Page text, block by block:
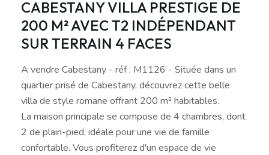
CABESTANY VILLA PRESTIGE DE
200 M² AVEC T2 INDÉPENDANT
SUR TERRAIN 4 FACES
A vendre Cabestany - réf : M1126 - Située dans un
quartier prisé de Cabestany, découvrez cette belle
villa de style romane offrant 200 m² habitables.
La maison principale se compose de 4 chambres, dont
2 de plain-pied, idéale pour une vie de famille
confortable. Vous profiterez d'un espace de vie